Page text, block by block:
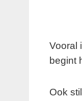
Vooral
begint
Ook